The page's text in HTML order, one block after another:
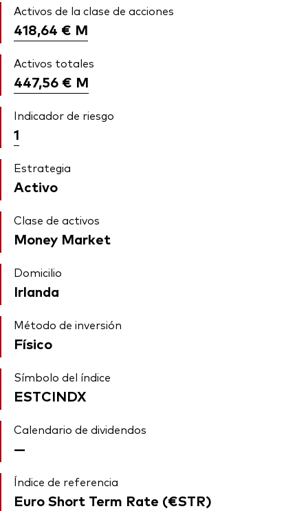
Activos de la clase de acciones
418,64 € M
Activos totales
447,56 € M
Indicador de riesgo
1
Estrategia
Activo
Clase de activos
Money Market
Domicilio
Irlanda
Método de inversión
Físico
Símbolo del índice
ESTCINDX
Calendario de dividendos
—
Índice de referencia
Euro Short Term Rate (€STR)